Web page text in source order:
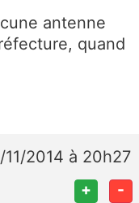
antenne
quand
11/2014 à 20h27
+ -